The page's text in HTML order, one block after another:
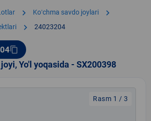
chevron_right Koʻchma savdo joylari chevron_right
chevron_right 24023204
content_copy
Yo'l yoqasida - SX200398
Rasm 1 / 3